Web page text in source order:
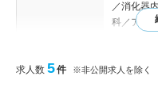
／消化器
科／アレ
階 病棟（
求人数 5件 ※非公開求人を除く